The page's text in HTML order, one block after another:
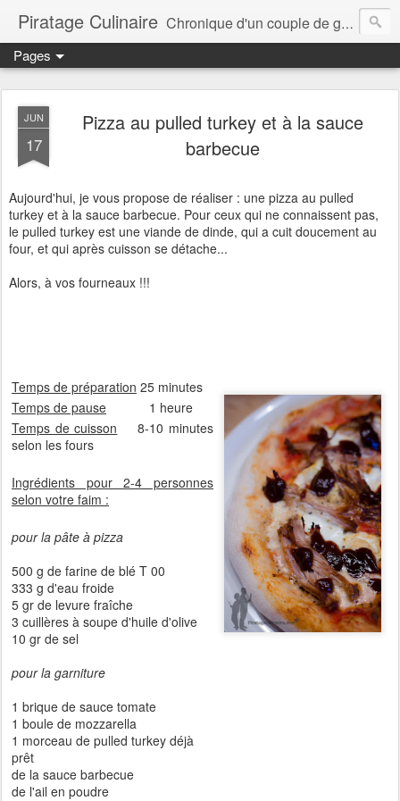
Piratage Culinaire Chronique d'un couple de gourmands
Pages
JUN
17
Pizza au pulled turkey et à la sauce
barbecue
Aujourd'hui, je vous propose de réaliser : une pizza au pulled
turkey et à la sauce barbecue. Pour ceux qui ne connaissent pas,
le pulled turkey est une viande de dinde, qui a cuit doucement au
four, et qui après cuisson se détache...
Alors, à vos fourneaux !!!
Temps de préparation 25 minutes
Temps de pause 1 heure
Temps de cuisson 8-10 minutes
selon les fours
Ingrédients pour 2-4 personnes
selon votre faim :
pour la pâte à pizza
500 g de farine de blé T 00
333 g d'eau froide
5 gr de levure fraîche
3 cuillères à soupe d'huile d'olive
10 gr de sel
pour la garniture
1 brique de sauce tomate
1 boule de mozzarella
1 morceau de pulled turkey déjà
prêt
de la sauce barbecue
de l'ail en poudre